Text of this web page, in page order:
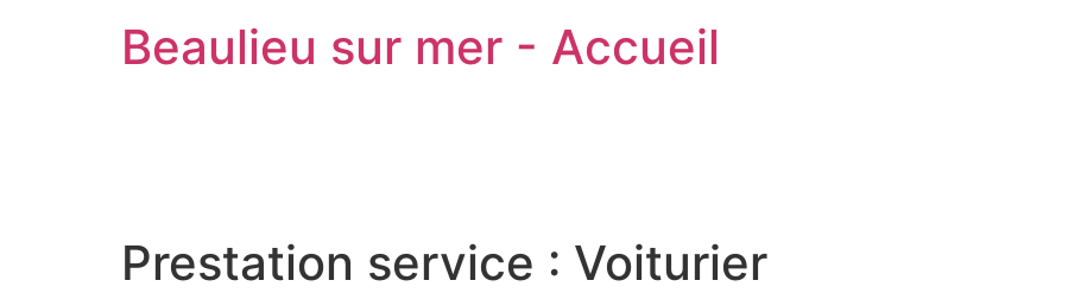
Beaulieu sur mer - Accueil
Prestation service : Voiturier